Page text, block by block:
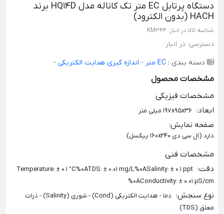
دستگاه پرتابل EC متر تک کاناله مدل HQ14D برند
HACH (بدون الکترود)
شناسه کالا در انبار: KM344
دسترسی: در انبار
دسته بندی : EC متر - اندازه گیری هدایت الکتریکی -
مشخصات محصول
مشخصات فیزیکی
ابعاد: 197x95x36 میلی متر
صفحه نمایش:
دارد (ال سی دی 160x240 پیکسل)
مشخصات فنی
دقت:
Temperature: ± 0.1 °C%0ATDS: ± 0.01 mg/L%0ASalinity: ± 0.1 ppt
%0AConductivity: ± 0.01 µS/cm
نوع سنجش:
دما - هدایت الکتریکی (Cond) - شوری (Salinity) - ذرات
معلق (TDS)